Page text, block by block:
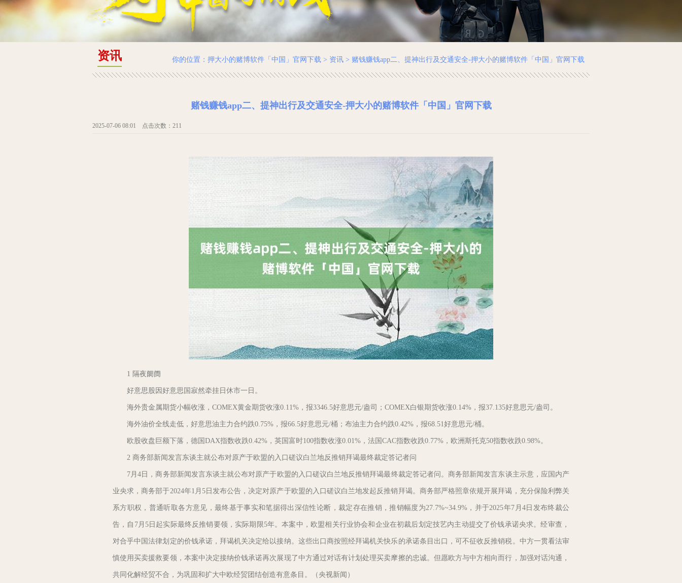
资讯 你的位置： 押大小的赌博软件「中国」官网下载 > 资讯 > 赌钱赚钱app二、提神出行及交通安全-押大小的赌博软件「中国」官网下载
赌钱赚钱app二、提神出行及交通安全-押大小的赌博软件「中国」官网下载
2025-07-06 08:01 点击次数：211
1 隔夜阛阓
好意思股因好意思国寂然牵挂日休市一日。
海外贵金属期货小幅收涨，COMEX黄金期货收涨0.11%，报3346.5好意思元/盎司；COMEX白银期货收涨0.14%，报37.135好意思元/盎司。
海外油价全线走低，好意思油主力合约跌0.75%，报66.5好意思元/桶；布油主力合约跌0.42%，报68.51好意思元/桶。
欧股收盘巨额下落，德国DAX指数收跌0.42%，英国富时100指数收涨0.01%，法国CAC指数收跌0.77%，欧洲斯托克50指数收跌0.98%。
2 商务部新闻发言东谈主就公布对原产于欧盟的入口磋议白兰地反推销拜谒最终裁定答记者问
7月4日，商务部新闻发言东谈主就公布对原产于欧盟的入口磋议白兰地反推销拜谒最终裁定答记者问。商务部新闻发言东谈主示意，应国内产
业央求，商务部于2024年1月5日发布公告，决定对原产于欧盟的入口磋议白兰地发起反推销拜谒。商务部严格照章依规开展拜谒，充分保险利弊关
系方职权，普通听取各方意见，最终基于事实和笔据得出深信性论断，裁定存在推销，推销幅度为27.7%~34.9%，并于2025年7月4日发布终裁公
告，自7月5日起实际最终反推销要领，实际期限5年。本案中，欧盟相关行业协会和企业在初裁后划定技艺内主动提交了价钱承诺央求。经审查，
对合乎中国法律划定的价钱承诺，拜谒机关决定给以接纳。这些出口商按照经拜谒机关快乐的承诺条目出口，可不征收反推销税。中方一贯看法审
慎使用买卖援救要领，本案中决定接纳价钱承诺再次展现了中方通过对话有计划处理买卖摩擦的忠诚。但愿欧方与中方相向而行，加强对话沟通，
共同化解经贸不合，为巩固和扩大中欧经贸团结创造有意条目。（央视新闻）